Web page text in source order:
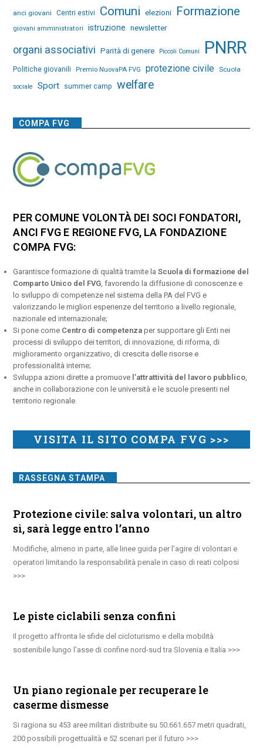
anci giovani Centri estivi Comuni elezioni Formazione
giovani amministratori istruzione newsletter
organi associativi Parità di genere Piccoli Comuni PNRR
Politiche giovanili Premio NuovaPA FVG protezione civile Scuola
sociale Sport summer camp welfare
COMPA FVG
PER COMUNE VOLONTÀ DEI SOCI FONDATORI,
ANCI FVG E REGIONE FVG, LA FONDAZIONE
COMPA FVG:
Garantisce formazione di qualità tramite laScuola di formazione del
Comparto Unico del FVG , favorendo la diffusione di conoscenze e
lo sviluppo di competenze nel sistema della PA del FVG e
valorizzando le migliori esperienze del territorio a livello regionale,
nazionale ed internazionale;
Si pone come Centro di competenza per supportare gli Enti nei
processi di sviluppo dei territori, di innovazione, di riforma, di
miglioramento organizzativo, di crescita delle risorse e
professionalità interne;
Sviluppa azioni dirette a promuove l’attrattività del lavoro pubblico
anche in collaborazione con le università e le scuole presenti nel
territorio regionale.
VISITA IL SITO COMPA FVG >>>
RASSEGNA STAMPA
Protezione civile: salva volontari, un altro
sì, sarà legge entro l’anno
Modifiche, almeno in parte, alle linee guida per l’agire di volontari e
operatori limitando la responsabilità penale in caso di reati colposi
Le piste ciclabili senza confini
Il progetto affronta le sfide del cicloturismo e della mobilità
sostenibile lungo l’asse di confine nord-sud tra Slovenia e Italia
Un piano regionale per recuperare le
caserme dismesse
Si ragiona su 453 aree militari distribuite su 50.661.657 metri quadrati,
200 possibili progettualità e 52 scenari per il futuro